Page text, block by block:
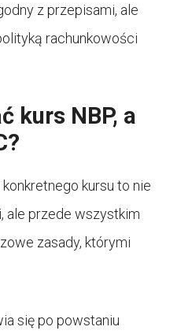
z przepisami, ale
rachunkowości
kurs NBP, a
kursu to nie
ale przede wszystkim
zasady, którymi
się po powstaniu